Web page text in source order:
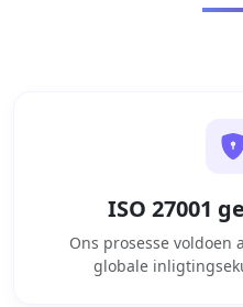
ISO 27001
Ons prosesse voldoen
globale